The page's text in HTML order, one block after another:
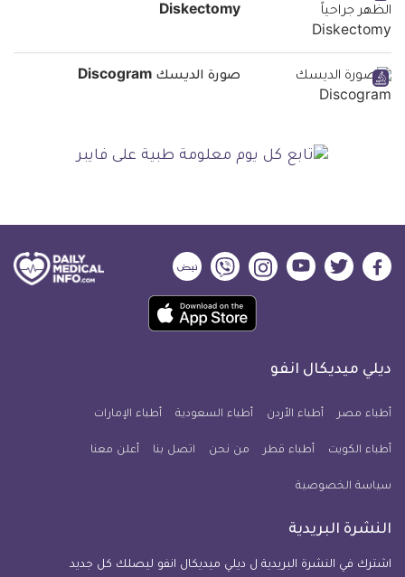
Diskectomy
صورة الديسك Discogram
ديلي
فيسبوك
ديلي
تويتر
ديلي
ميديكال
يوتيوب
ديلي
ميديكال
انفو
ديلي
ميديكال
انفو
ديلي
ميديكال
انفو
حمل
تطبيق
معلومة
للآيفون
ديلي ميديكال انفو
أطباء مصر أطباء الأردن أطباء السعودية أطباء الإمارات
أطباء الكويت أطباء قطر من نحن اتصل بنا أعلن معنا
سياسة الخصوصية
النشرة البريدية
اشترك في النشرة البريدية ل ديلي ميديكال انفو ليصلك كل جديد